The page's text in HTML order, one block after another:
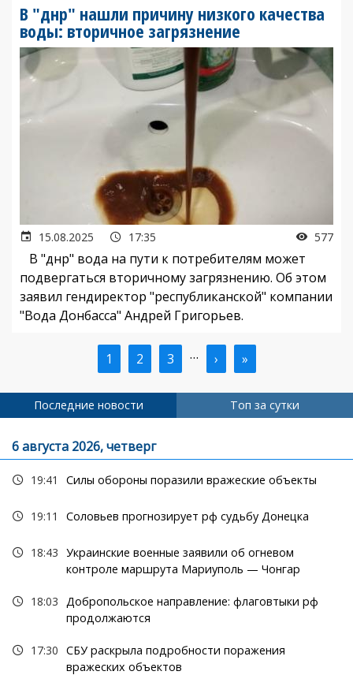
В "днр" нашли причину низкого качества
воды: вторичное загрязнение
15.08.2025 17:35 577
В "днр" вода на пути к потребителям может
подвергаться вторичному загрязнению. Об этом
заявил гендиректор "республиканской" компании
"Вода Донбасса" Андрей Григорьев.
Текущая
страница
1 Страница
2 Страница
3 … Следующая
страница
› Последняя
страница
»
Последние новости Топ за сутки
6 августа 2026, четверг
19:41 Силы обороны поразили вражеские объекты
19:11 Соловьев прогнозирует рф судьбу Донецка
18:43 Украинские военные заявили об огневом
контроле маршрута Мариуполь — Чонгар
18:03
Добропольское направление: флаговтыки рф
продолжаются
17:30 СБУ раскрыла подробности поражения
вражеских объектов